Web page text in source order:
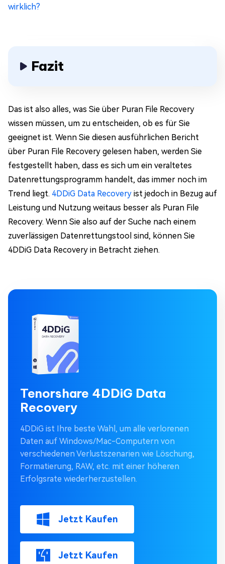
wirklich?
Fazit
Das ist also alles, was Sie über Puran File Recovery
wissen müssen, um zu entscheiden, ob es für Sie
geeignet ist. Wenn Sie diesen ausführlichen Bericht
über Puran File Recovery gelesen haben, werden Sie
festgestellt haben, dass es sich um ein veraltetes
Datenrettungsprogramm handelt, das immer noch im
Trend liegt. 4DDiG Data Recovery ist jedoch in Bezug auf
Leistung und Nutzung weitaus besser als Puran File
Recovery. Wenn Sie also auf der Suche nach einem
zuverlässigen Datenrettungstool sind, können Sie
4DDiG Data Recovery in Betracht ziehen.
Tenorshare 4DDiG Data
Recovery
4DDiG ist Ihre beste Wahl, um alle verlorenen
Daten auf Windows/Mac-Computern von
verschiedenen Verlustszenarien wie Löschung,
Formatierung, RAW, etc. mit einer höheren
Erfolgsrate wiederherzustellen.
Jetzt Kaufen
Jetzt Kaufen